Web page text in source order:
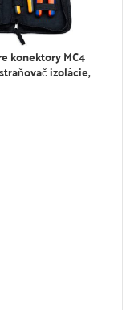
konektory MC4
izolácie,